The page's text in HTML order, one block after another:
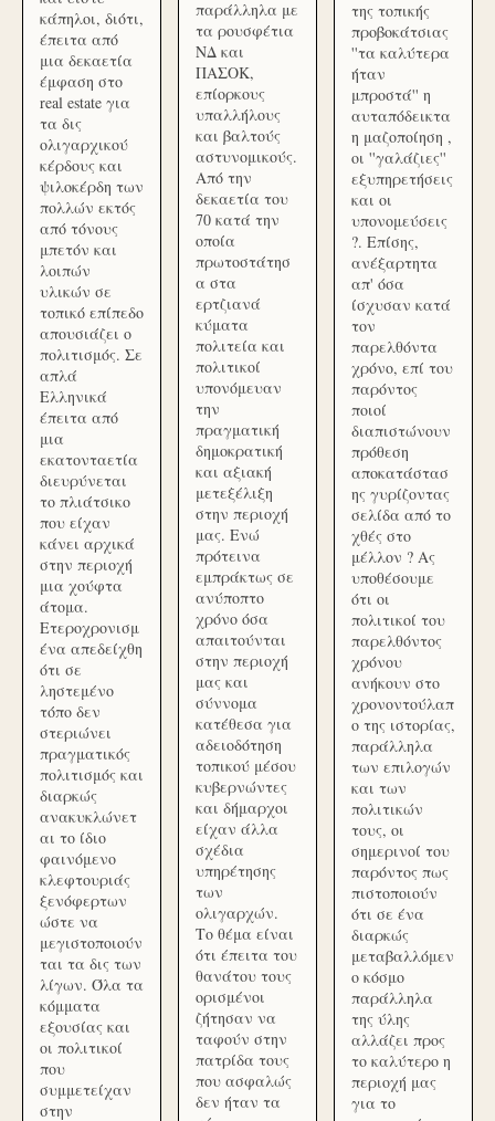
κάπηλοι, διότι,
έπειτα από
μια δεκαετία
έμφαση στο
real estate για
τα δις
ολιγαρχικού
κέρδους και
ψιλοκέρδη των
πολλών εκτός
από τόνους
μπετόν και
λοιπών
υλικών σε
τοπικό επίπεδο
απουσιάζει ο
πολιτισμός. Σε
απλά
Ελληνικά
έπειτα από
μια
εκατονταετία
διευρύνεται
το πλιάτσικο
που είχαν
κάνει αρχικά
στην περιοχή
μια χούφτα
άτομα.
Ετεροχρονισμ
ένα απεδείχθη
ότι σε
ληστεμένο
τόπο δεν
στεριώνει
πραγματικός
πολιτισμός και
διαρκώς
ανακυκλώνετ
αι το ίδιο
φαινόμενο
κλεφτουριάς
ξενόφερτων
ώστε να
μεγιστοποιούν
ται τα δις των
λίγων. Όλα τα
κόμματα
εξουσίας και
οι πολιτικοί
που
συμμετείχαν
στην
παράλληλα με
τα ρουσφέτια
ΝΔ και
ΠΑΣΟΚ,
επίορκους
υπαλλήλους
και βαλτούς
αστυνομικούς.
Από την
δεκαετία του
70 κατά την
οποία
πρωτοστάτησ
α στα
ερτζιανά
κύματα
πολιτεία και
πολιτικοί
υπονόμευαν
την
πραγματική
δημοκρατική
και αξιακή
μετεξέλιξη
στην περιοχή
μας. Ενώ
πρότεινα
εμπράκτως σε
ανύποπτο
χρόνο όσα
απαιτούνται
στην περιοχή
μας και
σύννομα
κατέθεσα για
αδειοδότηση
τοπικού μέσου
κυβερνώντες
και δήμαρχοι
είχαν άλλα
σχέδια
υπηρέτησης
των
ολιγαρχών.
Το θέμα είναι
ότι έπειτα του
θανάτου τους
ορισμένοι
ζήτησαν να
ταφούν στην
πατρίδα τους
που ασφαλώς
δεν ήταν τα
της τοπικής
προβοκάτσιας
''τα καλύτερα
ήταν
μπροστά'' η
αυταπόδεικτα
η μαζοποίηση ,
οι ''γαλάζιες''
εξυπηρετήσεις
και οι
υπονομεύσεις
?. Επίσης,
ανέξαρτητα
απ' όσα
ίσχυσαν κατά
τον
παρελθόντα
χρόνο, επί του
παρόντος
ποιοί
διαπιστώνουν
πρόθεση
αποκατάστασ
ης γυρίζοντας
σελίδα από το
χθές στο
μέλλον ? Ας
υποθέσουμε
ότι οι
πολιτικοί του
παρελθόντος
χρόνου
ανήκουν στο
χρονοντούλαπ
ο της ιστορίας,
παράλληλα
των επιλογών
και των
πολιτικών
τους, οι
σημερινοί του
παρόντος πως
πιστοποιούν
ότι σε ένα
διαρκώς
μεταβαλλόμεν
ο κόσμο
παράλληλα
της ύλης
αλλάζει προς
το καλύτερο η
περιοχή μας
για το